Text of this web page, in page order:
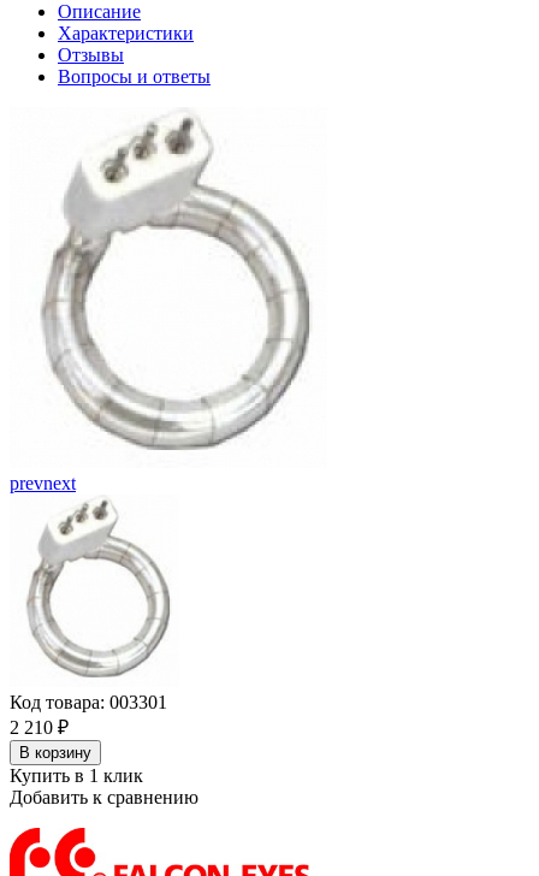
Описание
Характеристики
Отзывы
Вопросы и ответы
prevnext
Код товара: 003301
2 210 ₽
В корзину
Купить в 1 клик
Добавить к сравнению